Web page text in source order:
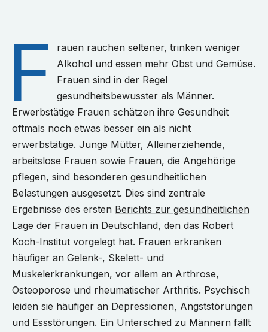
F
rauen rauchen seltener, trinken weniger
Alkohol und essen mehr Obst und Gemüse.
Frauen sind in der Regel
gesundheitsbewusster als Männer.
Erwerbstätige Frauen schätzen ihre Gesundheit
oftmals noch etwas besser ein als nicht
erwerbstätige. Junge Mütter, Alleinerziehende,
arbeitslose Frauen sowie Frauen, die Angehörige
pflegen, sind besonderen gesundheitlichen
Belastungen ausgesetzt. Dies sind zentrale
Ergebnisse des ersten Berichts zur gesundheitlichen
Lage der Frauen in Deutschland, den das Robert
Koch-Institut vorgelegt hat. Frauen erkranken
häufiger an Gelenk-, Skelett- und
Muskelerkrankungen, vor allem an Arthrose,
Osteoporose und rheumatischer Arthritis. Psychisch
leiden sie häufiger an Depressionen, Angststörungen
und Essstörungen. Ein Unterschied zu Männern fällt